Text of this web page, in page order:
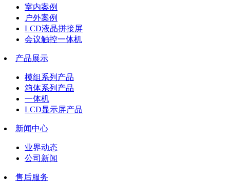
室内案例
户外案例
LCD液晶拼接屏
会议触控一体机
产品展示
模组系列产品
箱体系列产品
一体机
LCD显示屏产品
新闻中心
业界动态
公司新闻
售后服务